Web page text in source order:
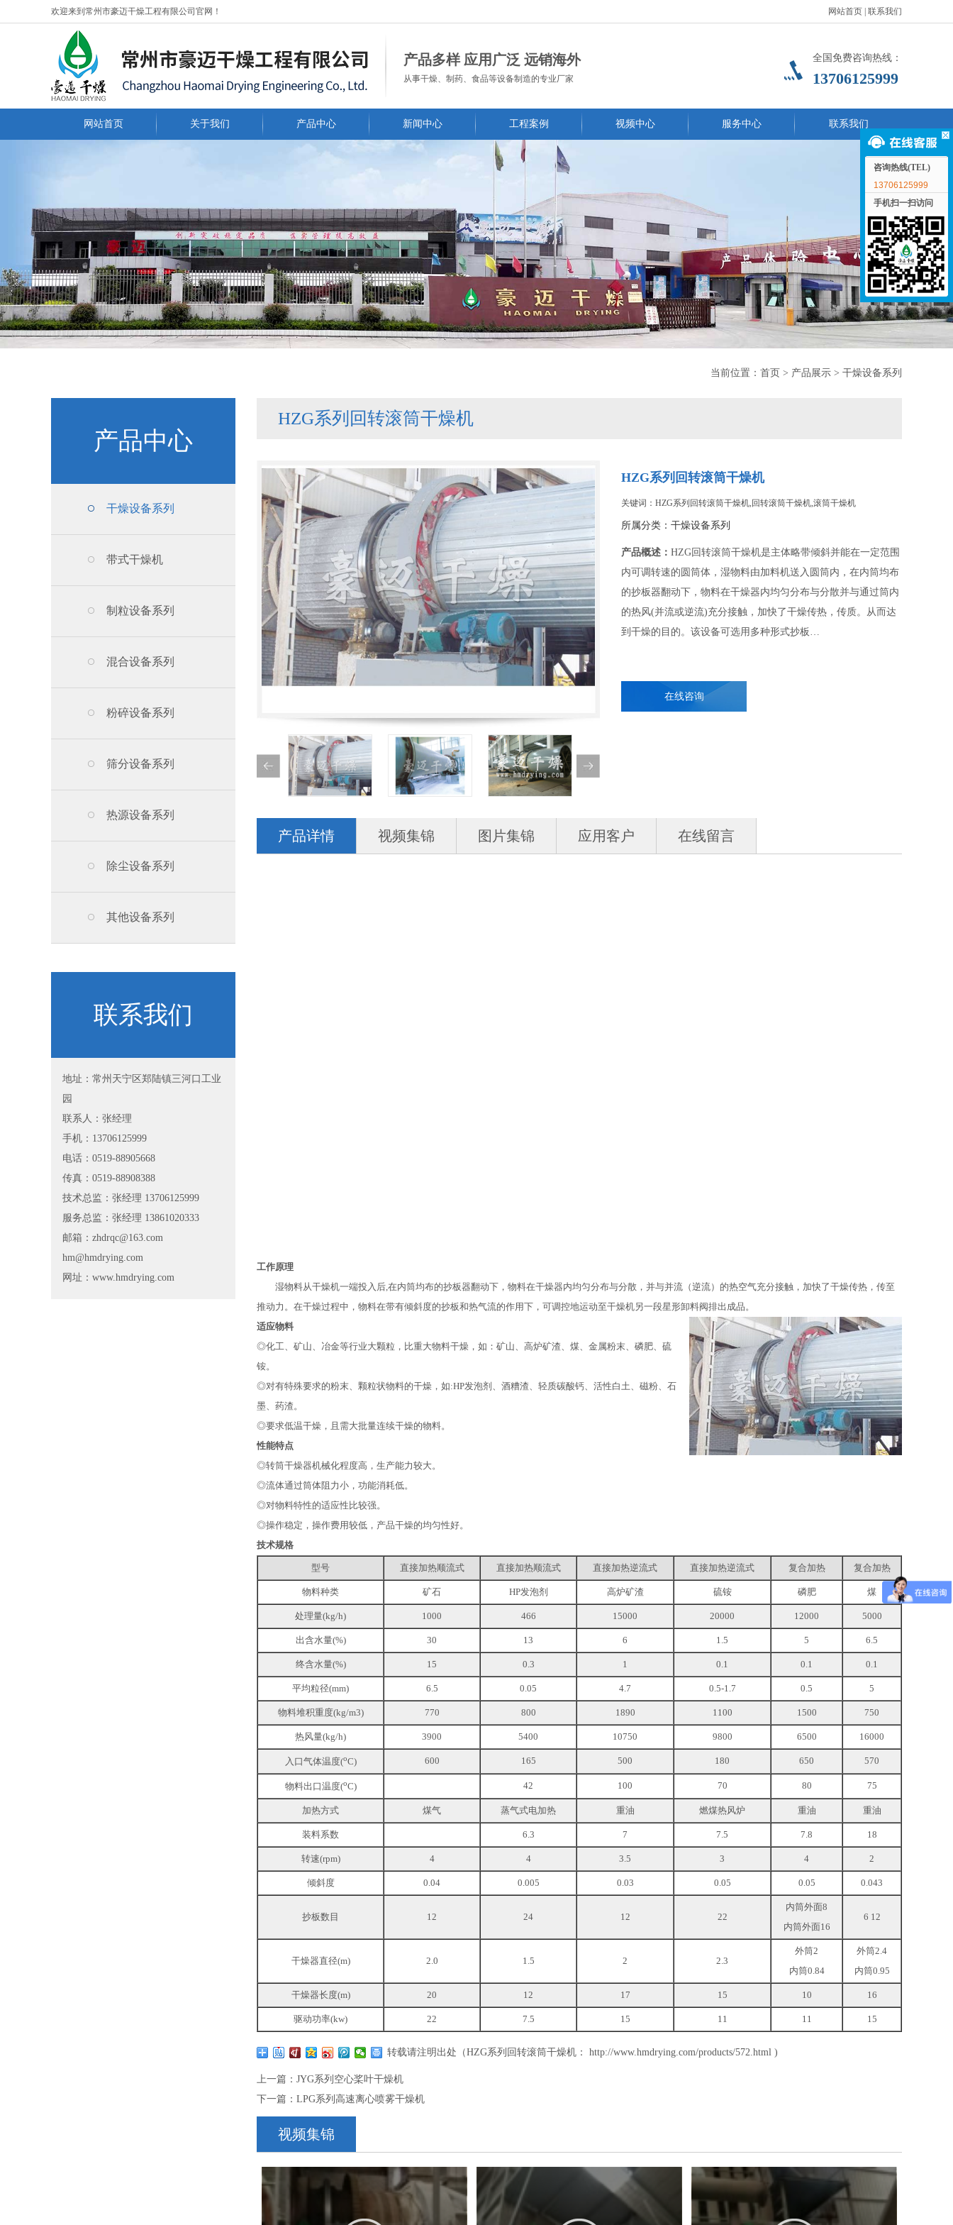
欢迎来到常州市豪迈干燥工程有限公司官网！ 网站首页 联系我们
产品多样 应用广泛 远销海外
从事干燥、制药、食品等设备制造的专业厂家
全国免费咨询热线：
13706125999
网站首页 关于我们 产品中心 新闻中心 工程案例 视频中心 服务中心 联系我们
当前位置： 首页 > 产品展示 > 干燥设备系列
产品中心
干燥设备系列
带式干燥机
制粒设备系列
混合设备系列
粉碎设备系列
筛分设备系列
热源设备系列
除尘设备系列
其他设备系列
联系我们
地址：常州天宁区郑陆镇三河口工业
园
联系人：张经理
手机：13706125999
电话：0519-88905668
传真：0519-88908388
技术总监：张经理 13706125999
服务总监：张经理 13861020333
邮箱：zhdrqc@163.com
hm@hmdrying.com
网址：www.hmdrying.com
HZG系列回转滚筒干燥机
HZG系列回转滚筒干燥机
关键词：HZG系列回转滚筒干燥机,回转滚筒干燥机,滚筒干燥机
所属分类： 干燥设备系列
产品概述： HZG回转滚筒干燥机是主体略带倾斜并能在一定范围
内可调转速的圆筒体，湿物料由加料机送入圆筒内，在内筒均布
的抄板器翻动下，物料在干燥器内均匀分布与分散并与通过筒内
的热风(并流或逆流)充分接触，加快了干燥传热，传质。从而达
到干燥的目的。该设备可选用多种形式抄板…
在线咨询
产品详情 视频集锦 图片集锦 应用客户 在线留言
工作原理
湿物料从干燥机一端投入后,在内筒均布的抄板器翻动下，物料在干燥器内均匀分布与分散，并与并流（逆流）的热空气充分接触，加快了干燥传热，传至
推动力。在干燥过程中，物料在带有倾斜度的抄板和热气流的作用下，可调控地运动至干燥机另一段星形卸料阀排出成品。
适应物料
◎化工、矿山、冶金等行业大颗粒，比重大物料干燥，如：矿山、高炉矿渣、煤、金属粉末、磷肥、硫
铵。
◎对有特殊要求的粉末、颗粒状物料的干燥，如:HP发泡剂、酒糟渣、轻质碳酸钙、活性白土、磁粉、石
墨、药渣。
◎要求低温干燥，且需大批量连续干燥的物料。
性能特点
◎转筒干燥器机械化程度高，生产能力较大。
◎流体通过筒体阻力小，功能消耗低。
◎对物料特性的适应性比较强。
◎操作稳定，操作费用较低，产品干燥的均匀性好。
技术规格
型号 直接加热顺流式 直接加热顺流式 直接加热逆流式 直接加热逆流式 复合加热 复合加热
物料种类 矿石 HP发泡剂 高炉矿渣 硫铵 磷肥 煤
处理量(kg/h) 1000 466 15000 20000 12000 5000
出含水量(%) 30 13 6 1.5 5 6.5
终含水量(%) 15 0.3 1 0.1 0.1 0.1
平均粒径(mm) 6.5 0.05 4.7 0.5-1.7 0.5 5
物料堆积重度(kg/m3) 770 800 1890 1100 1500 750
热风量(kg/h) 3900 5400 10750 9800 6500 16000
入口气体温度(oC) 600 165 500 180 650 570
物料出口温度(oC) 42 100 70 80 75
加热方式 煤气 蒸气式电加热 重油 燃煤热风炉 重油 重油
装料系数 6.3 7 7.5 7.8 18
转速(rpm) 4 4 3.5 3 4 2
倾斜度 0.04 0.005 0.03 0.05 0.05 0.043
抄板数目 12 24 12 22
内筒外面8
内筒外面16
6 12
干燥器直径(m) 2.0 1.5 2 2.3
外筒2
内筒0.84
外筒2.4
内筒0.95
干燥器长度(m) 20 12 17 15 10 16
驱动功率(kw) 22 7.5 15 11 11 15
转载请注明出处（HZG系列回转滚筒干燥机： http://www.hmdrying.com/products/572.html )
上一篇： JYG系列空心桨叶干燥机
下一篇： LPG系列高速离心喷雾干燥机
视频集锦
咨询热线(TEL)
13706125999
手机扫一扫访问